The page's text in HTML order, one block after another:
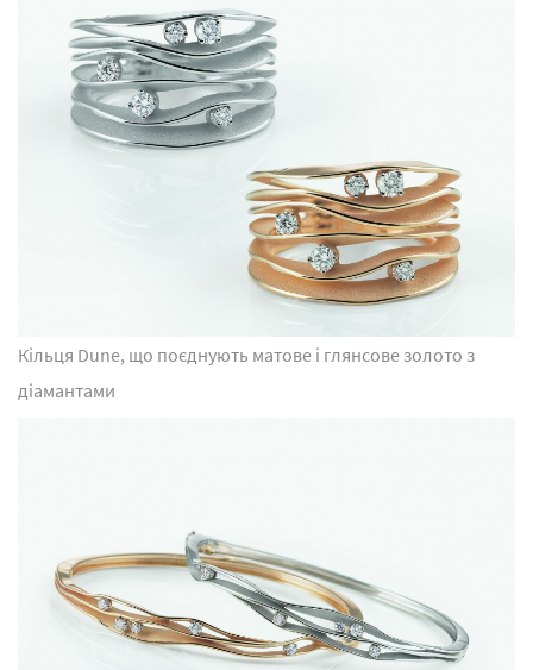
Кільця Dune, що поєднують матове і глянсове золото з
діамантами